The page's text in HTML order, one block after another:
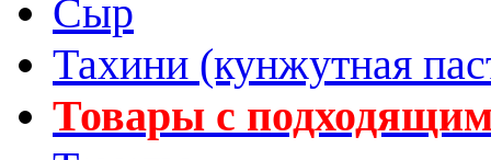
Сыр
Тахини (кунжутная
Товары с